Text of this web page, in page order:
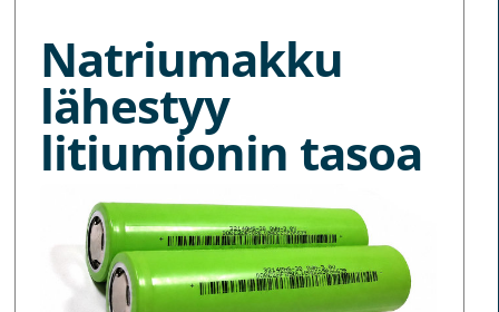
Natriumakku
lähestyy
litiumionin tasoa